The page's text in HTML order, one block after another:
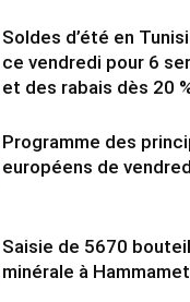
Soldes d’été en
ce vendredi pour 6
et des rabais dès 20
Programme des
européens de
Saisie de 5670
minérale à Hammamet